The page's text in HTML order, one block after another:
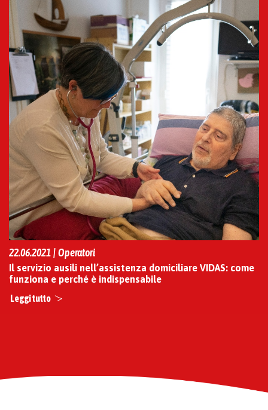
22.06.2021 | Operatori
Il servizio ausili nell’assistenza domiciliare VIDAS: come
funziona e perché è indispensabile
Leggi tutto